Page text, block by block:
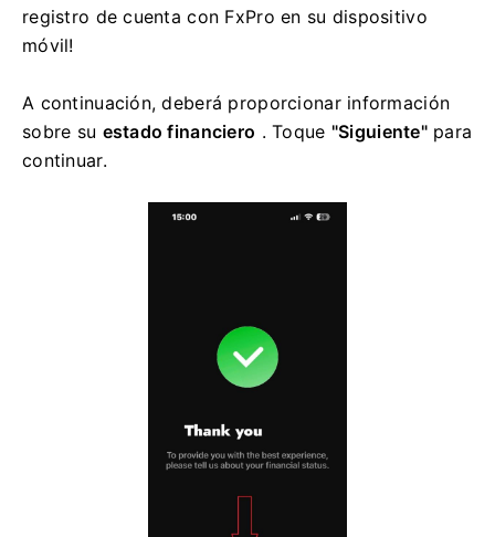
registro de cuenta con FxPro en su dispositivo
móvil!
A continuación, deberá proporcionar información
sobre su estado financiero . Toque "Siguiente"para
continuar.